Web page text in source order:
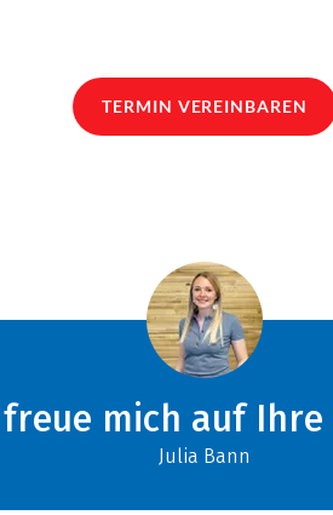
TERMIN VEREINBAREN
mich auf Ihre
Julia Bann